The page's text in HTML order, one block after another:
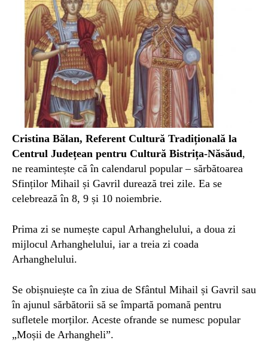
Cristina Bălan, Referent Cultură Tradițională la
Centrul Județean pentru Cultură Bistrița-Năsăud,
ne reamintește că în calendarul popular – sărbătoarea
Sfinților Mihail și Gavril durează trei zile. Ea se
celebrează în 8, 9 și 10 noiembrie.
Prima zi se numește capul Arhanghelului, a doua zi
mijlocul Arhanghelului, iar a treia zi coada
Arhanghelului.
Se obișnuiește ca în ziua de Sfântul Mihail și Gavril sau
în ajunul sărbătorii să se împartă pomană pentru
sufletele morților. Aceste ofrande se numesc popular
„Moșii de Arhangheli”.